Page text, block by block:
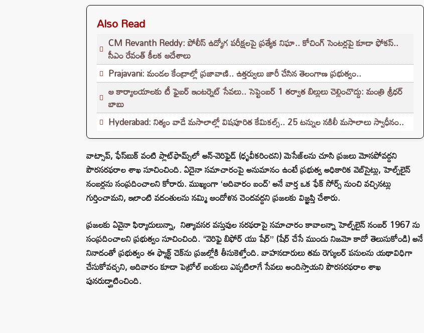
Also Read
CM Revanth Reddy: పోలీస్ ఉద్యోగ పరీక్షలపై ప్రత్యేక నిఘా.. కోచింగ్ సెంటర్లపై కూడా ఫోకస్..
సీఎం రేవంత్ కీలక ఆదేశాలు
Prajavani: మండల కేంద్రాల్లో ప్రజావాణి.. ఉత్తర్వులు జారీ చేసిన తెలంగాణ ప్రభుత్వం..
ఆ కార్యాలయాలకు టీ ఫైబర్ ఇంటర్నెట్ సేవలు.. సెప్టెంబర్ 1 తర్వాత బిల్లులు చెల్లించొద్దు: మంత్రి శ్రీధర్
బాబు
Hyderabad: నిత్యం వాడే మసాలాల్లో విషపూరిత కేమికల్స్.. 25 టన్నుల నకిలీ మసాలాలు స్వాధీనం..
వాట్సాప్, ఫేస్‌బుక్ వంటి ప్లాట్‌ఫామ్స్‌లో అన్-వెరిఫైడ్ (ధృవీకరించని) మెసేజ్‌లను చూసి ప్రజలు మోసపోవద్దని
పౌరసరఫరాల శాఖ సూచించింది. ఏదైనా సమాచారంపై అనుమానం ఉంటే ప్రభుత్వ అధికారిక వెబ్‌సైట్లు, హెల్ప్‌లైన్
నంబర్లను సంప్రదించాలని కోరారు. ముఖ్యంగా ‘ఆదివారం బంద్’ అనే వార్త ఒక ఫేక్ సోర్స్ నుంచి వచ్చినట్లు
గుర్తించామని, ఇలాంటి వదంతులను నమ్మి ఆందోళన చెందవద్దని ప్రజలకు విజ్ఞప్తి చేశారు.
ప్రజలకు ఏవైనా ఫిర్యాదులున్నా, నిత్యావసర వస్తువుల సరఫరాపై సమాచారం కావాలన్నా హెల్ప్‌లైన్ నంబర్ 1967 ను
సంప్రదించాలని ప్రభుత్వం సూచించింది. “వెరిఫై బిఫోర్ యు షేర్” (షేర్ చేసే ముందు నిజమో కాదో తెలుసుకోండి) అనే
నినాదంతో ప్రభుత్వం ఈ ఫ్యాక్ట్ చెక్‌ను ప్రజల్లోకి తీసుకెళ్తోంది. వాహనదారులు తమ రెగ్యులర్ పనులను యథావిధిగా
చేసుకోవచ్చని, ఆదివారం కూడా పెట్రోల్ బంకులు ఎప్పటిలాగే సేవలు అందిస్తాయని పౌరసరఫరాల శాఖ
పునరుద్ఘాటించింది.